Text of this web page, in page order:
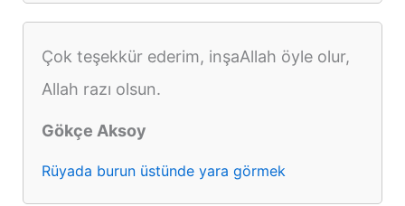
Çok teşekkür ederim, inşaAllah öyle olur,
Allah razı olsun.
Gökçe Aksoy
Rüyada burun üstünde yara görmek